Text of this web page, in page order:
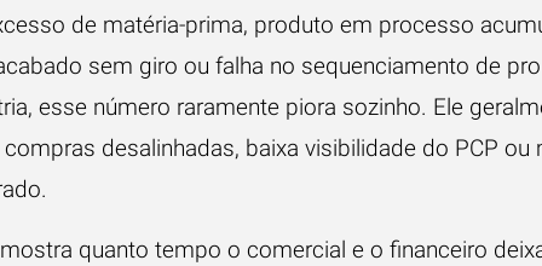
de matéria-prima, produto em processo
sem giro ou falha no sequenciamento de
esse número raramente piora sozinho. Ele
desalinhadas, baixa visibilidade do PCP ou
quanto tempo o comercial e o financeiro